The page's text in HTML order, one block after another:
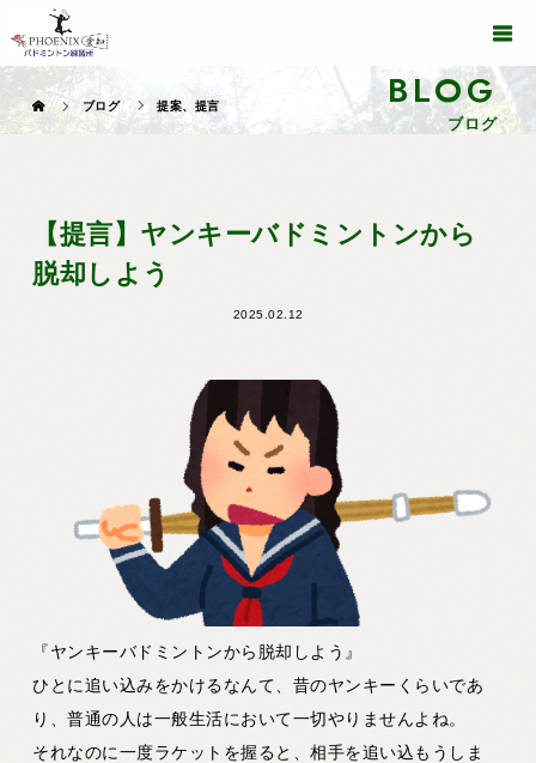
BLOG
ブログ
ブログ 提案、提言
【提言】ヤンキーバドミントンから
脱却しよう
2025.02.12
『ヤンキーバドミントンから脱却しよう』
ひとに追い込みをかけるなんて、昔のヤンキーくらいであ
り、普通の人は一般生活において一切やりませんよね。
それなのに一度ラケットを握ると、相手を追い込もうしま